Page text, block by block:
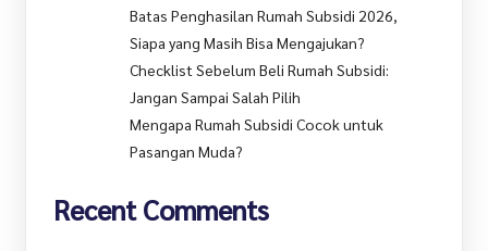
Batas Penghasilan Rumah Subsidi 2026,
Siapa yang Masih Bisa Mengajukan?
Checklist Sebelum Beli Rumah Subsidi:
Jangan Sampai Salah Pilih
Mengapa Rumah Subsidi Cocok untuk
Pasangan Muda?
Recent Comments